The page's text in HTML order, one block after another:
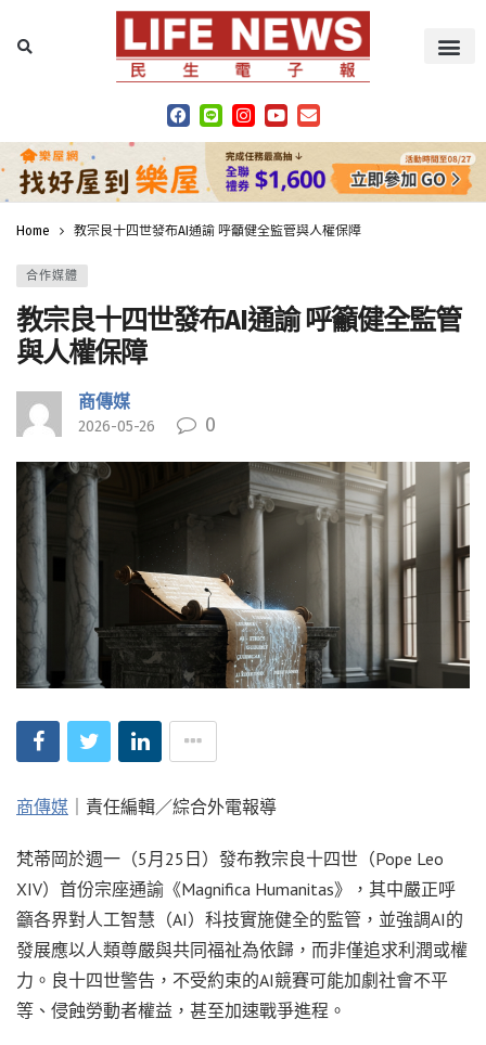
Home 教宗良十四世發布AI通諭 呼籲健全監管與人權保障
合作媒體
教宗良十四世發布AI通諭 呼籲健全監管
與人權保障
商傳媒
2026-05-26 0
商傳媒 ｜責任編輯／綜合外電報導
梵蒂岡於週一（5月25日）發布教宗良十四世（Pope Leo
XIV）首份宗座通諭《Magnifica Humanitas》，其中嚴正呼
籲各界對人工智慧（AI）科技實施健全的監管，並強調AI的
發展應以人類尊嚴與共同福祉為依歸，而非僅追求利潤或權
力。良十四世警告，不受約束的AI競賽可能加劇社會不平
等、侵蝕勞動者權益，甚至加速戰爭進程。